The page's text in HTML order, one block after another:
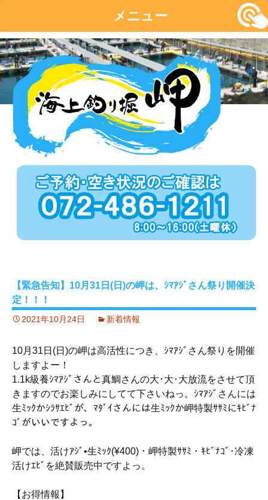
メニュー
コ
ン
テ
ン
【緊急告知】10月31日(日)の岬は、ｼﾏｱｼﾞさん祭り開催決
定！！！
2021年10月24日 新着情報
10月31日(日)の岬は高活性につき、ｼﾏｱｼﾞさん祭りを開催
しますよー！
1.1k級養ｼﾏｱｼﾞさんと真鯛さんの大･大･大放流をさせて頂
きますのでお楽しみにしてて下さいねっ。ｼﾏｱｼﾞさんには
生ﾐｯｸかｼﾗｻｴﾋﾞが、ﾏﾀﾞｲさんには生ﾐｯｸか岬特製ｻｻﾐにｷﾋﾞﾅ
ｺﾞがいいですよっ。
岬では、活けｱｼﾞ•生ﾐｯｸ(¥400)・岬特製ｻｻﾐ・ｷﾋﾞﾅｺﾞ･冷凍
活けｴﾋﾞを絶賛販売中ですよっ。
【お得情報】